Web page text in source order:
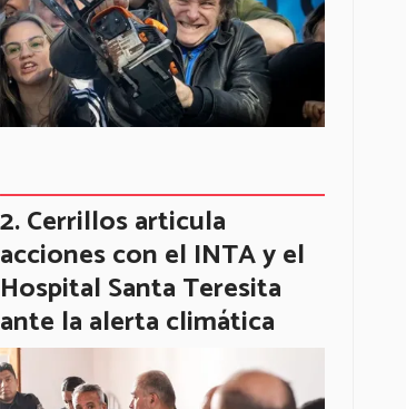
Cerrillos articula
acciones con el INTA y el
Hospital Santa Teresita
ante la alerta climática